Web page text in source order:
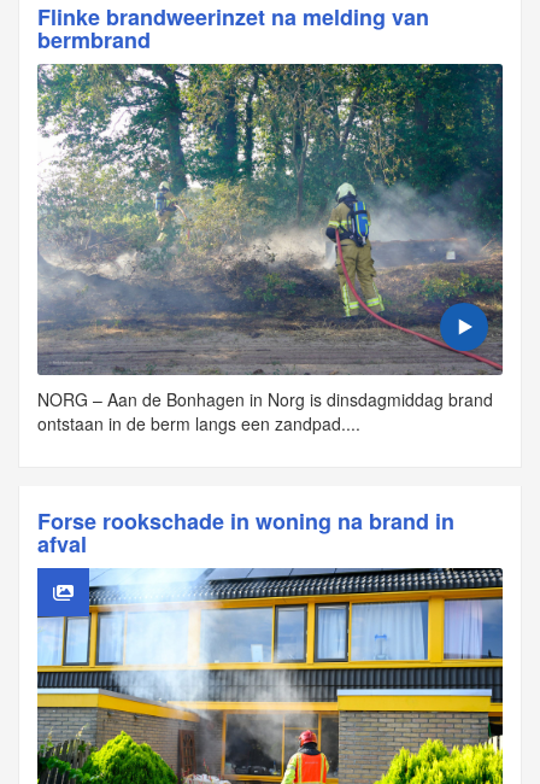
Flinke brandweerinzet na melding van
bermbrand
NORG – Aan de Bonhagen in Norg is dinsdagmiddag brand
ontstaan in de berm langs een zandpad....
Forse rookschade in woning na brand in
afval